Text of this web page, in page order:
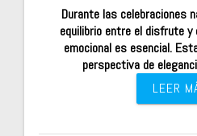
Durante las celebraciones
equilibrio entre el disfrute y
emocional es esencial.
perspectiva de
LEER